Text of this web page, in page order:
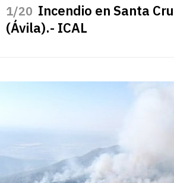
/20 Incendio en Santa
(Ávila).- ICAL